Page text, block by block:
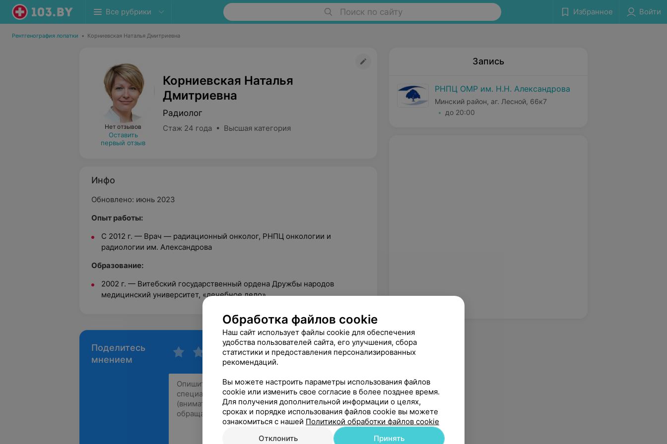
Все рубрики Поиск по сайту Избранное Войти
Рентгенография лопатки • Корниевская Наталья Дмитриевна
Нет отзывов
Оставить
первый отзыв
Корниевская Наталья
Дмитриевна
Радиолог
Стаж 24 года • Высшая категория
Инфо
Обновлено: июнь 2023
Опыт работы:
С 2012 г. — Врач — радиационный онколог, РНПЦ онкологии и
радиологии им. Александрова
Образование:
2002 г. — Витебский государственный ордена Дружбы народов
медицинский университет, «лечебное дело»
Поделитесь
мнением
Запись
РНПЦ ОМР им. Н.Н. Александрова
Минский район, аг. Лесной, 66к7
до 20:00
Обработка файлов cookie
Наш сайт использует файлы cookie для обеспечения
удобства пользователей сайта, его улучшения, сбора
статистики и предоставления персонализированных
рекомендаций.
Вы можете настроить параметры использования файлов
cookie или изменить свое согласие в более позднее время.
Для получения дополнительной информации о целях,
сроках и порядке использования файлов cookie вы можете
ознакомиться с нашей Политикой обработки файлов cookie
Отклонить
Принять